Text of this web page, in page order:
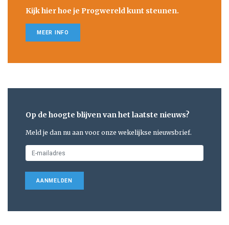
Kijk hier hoe je Progwereld kunt steunen.
MEER INFO
Op de hoogte blijven van het laatste nieuws?
Meld je dan nu aan voor onze wekelijkse nieuwsbrief.
AANMELDEN